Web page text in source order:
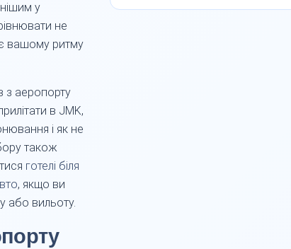
у
не
вашому ритму
з аеропорту
в JMK,
і як не
також
готелі біля
, якщо ви
або вильоту.